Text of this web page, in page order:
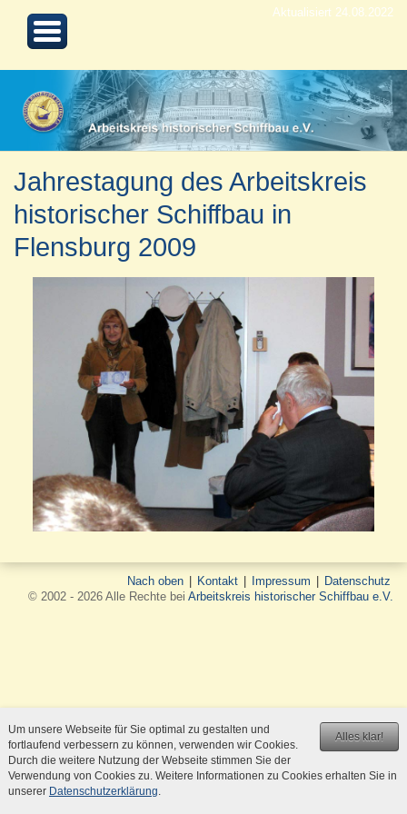
Aktualisiert 24.08.2022
Jahrestagung des Arbeitskreis
historischer Schiffbau in
Flensburg 2009
Nach oben Kontakt Impressum
Datenschutz
© 2002 - 2026 Alle Rechte bei Arbeitskreis historischer Schiffbau e.V.
Alles klar!
Um unsere Webseite für Sie optimal zu gestalten und
fortlaufend verbessern zu können, verwenden wir Cookies.
Durch die weitere Nutzung der Webseite stimmen Sie der
Verwendung von Cookies zu. Weitere Informationen zu Cookies erhalten Sie in
unserer Datenschutzerklärung